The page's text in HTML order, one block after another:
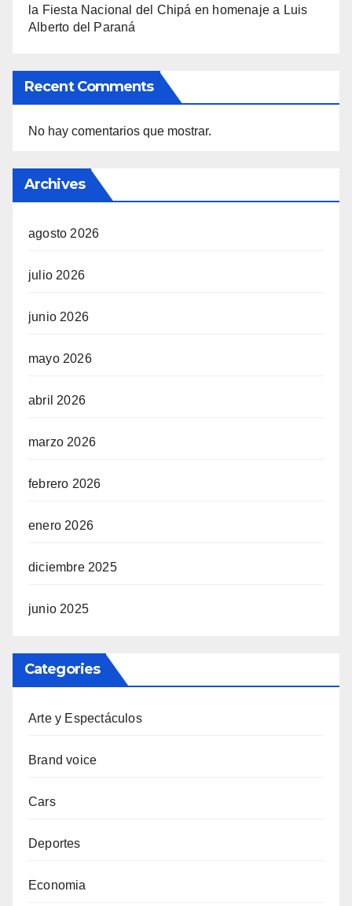
la Fiesta Nacional del Chipá en homenaje a Luis
Alberto del Paraná
Recent Comments
No hay comentarios que mostrar.
Archives
agosto 2026
julio 2026
junio 2026
mayo 2026
abril 2026
marzo 2026
febrero 2026
enero 2026
diciembre 2025
junio 2025
Categories
Arte y Espectáculos
Brand voice
Cars
Deportes
Economia